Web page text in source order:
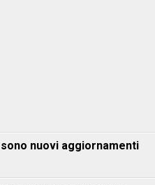
sono nuovi aggiornamenti